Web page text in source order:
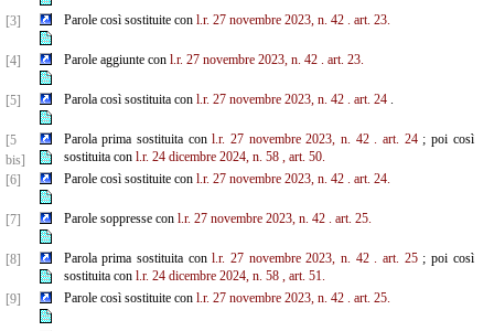
[3] Parole così sostituite con l.r. 27 novembre 2023, n. 42 . art. 23.
[4] Parole aggiunte con l.r. 27 novembre 2023, n. 42 . art. 23.
[5] Parola così sostituita con l.r. 27 novembre 2023, n. 42 . art. 24.
[5
bis]
Parola prima sostituita conl.r. 27 novembre 2023, n. 42 . art. 24; poi così
sostituita con l.r. 24 dicembre 2024, n. 58 , art. 50.
[6]
Parole così sostituite con l.r. 27 novembre 2023, n. 42 . art. 24.
[7] Parole soppresse con l.r. 27 novembre 2023, n. 42 . art. 25.
[8] Parola prima sostituita conl.r. 27 novembre 2023, n. 42 . art. 25; poi così
sostituita con l.r. 24 dicembre 2024, n. 58 , art. 51.
[9]
Parole così sostituite con l.r. 27 novembre 2023, n. 42 . art. 25.